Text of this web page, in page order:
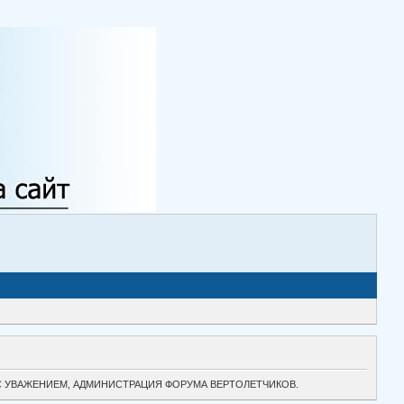
УВАЖЕНИЕМ, АДМИНИСТРАЦИЯ ФОРУМА ВЕРТОЛЕТЧИКОВ.